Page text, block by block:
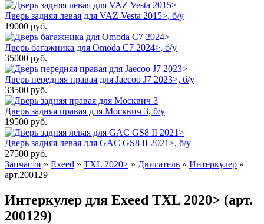
Дверь задняя левая для VAZ Vesta 2015>, б/у
19000 руб.
Дверь багажника для Omoda C7 2024>, б/у
35000 руб.
Дверь передняя правая для Jaecoo J7 2023>, б/у
33500 руб.
Дверь задняя правая для Москвич 3, б/у
19500 руб.
Дверь задняя левая для GAC GS8 II 2021>, б/у
27500 руб.
Запчасти » Exeed » TXL 2020> » Двигатель » Интеркулер »
арт.200129
Интеркулер для Exeed TXL 2020> (арт.
200129)